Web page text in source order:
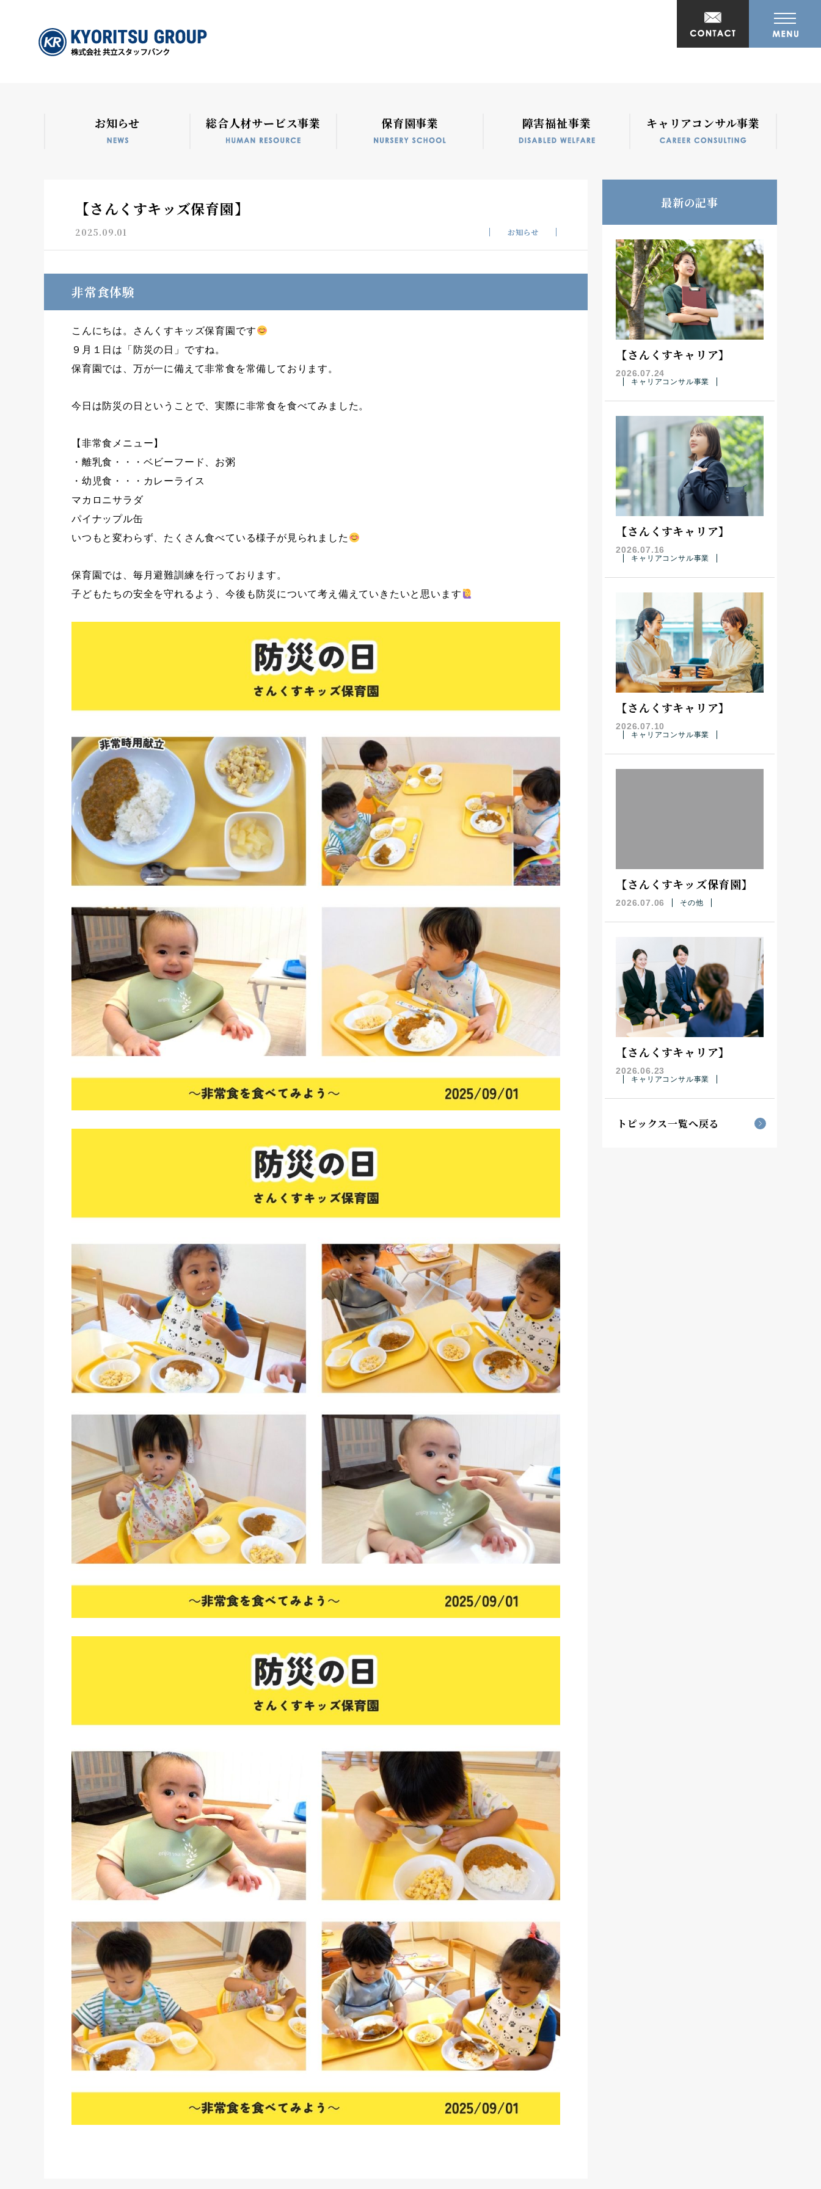
お知らせ 総合人材サービス事業 保育園事業 障害福祉事業 キャリアコンサル事業
【さんくすキッズ保育園】
2025.09.01 お知らせ
非常食体験
こんにちは。さんくすキッズ保育園です
９月１日は「防災の日」ですね。
保育園では、万が一に備えて非常食を常備しております。
今日は防災の日ということで、実際に非常食を食べてみました。
【非常食メニュー】
・離乳食・・・ベビーフード、お粥
・幼児食・・・カレーライス
マカロニサラダ
パイナップル缶
いつもと変わらず、たくさん食べている様子が見られました
保育園では、毎月避難訓練を行っております。
子どもたちの安全を守れるよう、今後も防災について考え備えていきたいと思います
最新の記事
【さんくすキャリア】
2026.07.24
キャリアコンサル事業
【さんくすキャリア】
2026.07.16
キャリアコンサル事業
【さんくすキャリア】
2026.07.10
キャリアコンサル事業
【さんくすキッズ保育園】
2026.07.06 その他
【さんくすキャリア】
2026.06.23
キャリアコンサル事業
トピックス一覧へ戻る